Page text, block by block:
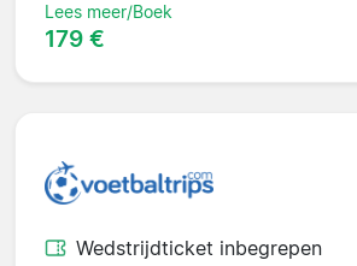
Lees meer/Boek
179 €
Wedstrijdticket inbegrepen